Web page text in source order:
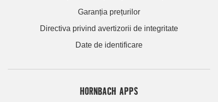
Garanția prețurilor
Directiva privind avertizorii de integritate
Date de identificare
HORNBACH APPS